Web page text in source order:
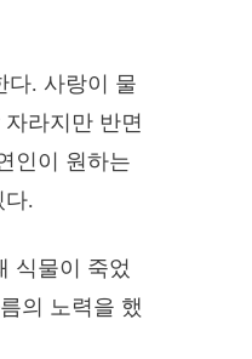
다. 사랑이 물
라지만 반면
인이 원하는
다.
식물이 죽었
의 노력을 했